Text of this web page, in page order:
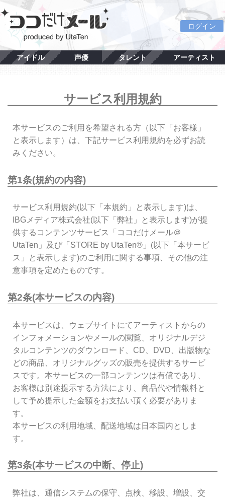
ログイン
アイドル 声優 タレント アーティスト
サービス利用規約
本サービスのご利用を希望される方（以下「お客様」
と表示します）は、下記サービス利用規約を必ずお読
みください。
第1条(規約の内容)
サービス利用規約(以下「本規約」と表示します)は、
IBGメディア株式会社(以下「弊社」と表示します)が提
供するコンテンツサービス「ココだけメール＠
UtaTen」及び「STORE by UtaTen®」(以下「本サービ
ス」と表示します)のご利用に関する事項、その他の注
意事項を定めたものです。
第2条(本サービスの内容)
本サービスは、ウェブサイトにてアーティストからの
インフォメーションやメールの閲覧、オリジナルデジ
タルコンテンツのダウンロード、CD、DVD、出版物な
どの商品、オリジナルグッズの販売を提供するサービ
スです。本サービスの一部コンテンツは有償であり、
お客様は別途提示する方法により、商品代や情報料と
して予め提示した金額をお支払い頂く必要がありま
す。
本サービスの利用地域、配送地域は日本国内としま
す。
第3条(本サービスの中断、停止)
弊社は、通信システムの保守、点検、移設、増設、交